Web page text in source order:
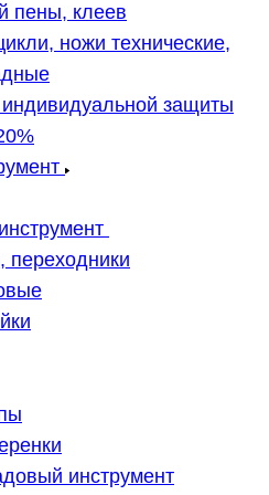
пены, клеев
ножи технические,
защиты
переходники
инструмент